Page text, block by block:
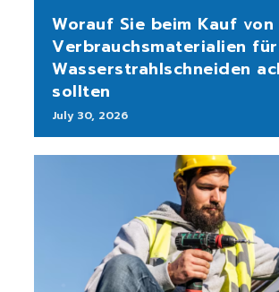
Worauf Sie beim Kauf von
Verbrauchsmaterialien für
Wasserstrahlschneiden
sollten
July 30, 2026